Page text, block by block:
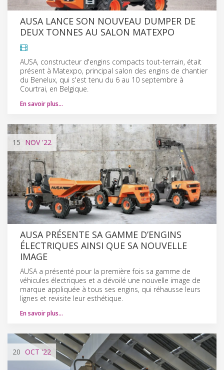
AUSA LANCE SON NOUVEAU DUMPER DE
DEUX TONNES AU SALON MATEXPO
AUSA, constructeur d'engins compacts tout-terrain, était
présent à Matexpo, principal salon des engins de chantier
du Benelux, qui s'est tenu du 6 au 10 septembre à
Courtrai, en Belgique.
En savoir plus…
15 NOV'22
AUSA PRÉSENTE SA GAMME D’ENGINS
ÉLECTRIQUES AINSI QUE SA NOUVELLE
IMAGE
AUSA a présenté pour la première fois sa gamme de
véhicules électriques et a dévoilé une nouvelle image de
marque appliquée à tous ses engins, qui réhausse leurs
lignes et revisite leur esthétique.
En savoir plus…
20 OCT'22